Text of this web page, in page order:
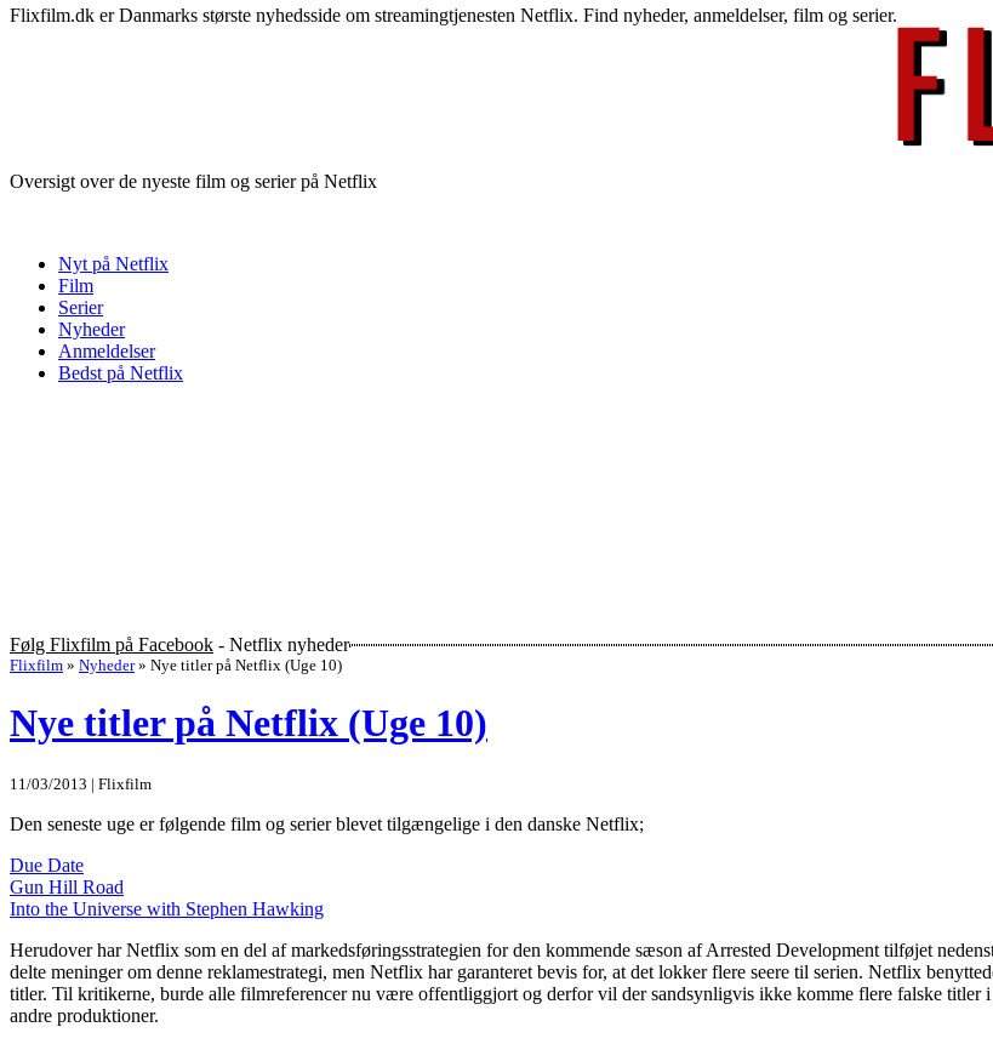
Flixfilm.dk er Danmarks største nyhedsside om streamingtjenesten Netflix. Find nyheder, anmeldelser, film og serier.
Oversigt over de nyeste film og serier på Netflix
Nyt på Netflix
Film
Serier
Nyheder
Anmeldelser
Bedst på Netflix
Følg Flixfilm på Facebook - Netflix nyheder
Flixfilm » Nyheder » Nye titler på Netflix (Uge 10)
Nye titler på Netflix (Uge 10)
11/03/2013 | Flixfilm
Den seneste uge er følgende film og serier blevet tilgængelige i den danske Netflix;
Due Date
Gun Hill Road
Into the Universe with Stephen Hawking
Herudover har Netflix som en del af markedsføringsstrategien for den kommende sæson af Arrested Development tilføjet
delte meninger om denne reklamestrategi, men Netflix har garanteret bevis for, at det lokker flere seere til serien. Netflix
titler. Til kritikerne, burde alle filmreferencer nu være offentliggjort og derfor vil der sandsynligvis ikke komme flere falske
andre produktioner.